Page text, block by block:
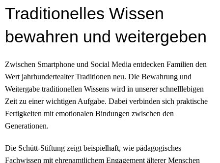
Traditionelles Wissen
bewahren und weitergeben
Zwischen Smartphone und Social Media entdecken Familien den
Wert jahrhundertealter Traditionen neu. Die Bewahrung und
Weitergabe traditionellen Wissens wird in unserer schnelllebigen
Zeit zu einer wichtigen Aufgabe. Dabei verbinden sich praktische
Fertigkeiten mit emotionalen Bindungen zwischen den
Generationen.
Die Schütt-Stiftung zeigt beispielhaft, wie pädagogisches
Fachwissen mit ehrenamtlichem Engagement älterer Menschen